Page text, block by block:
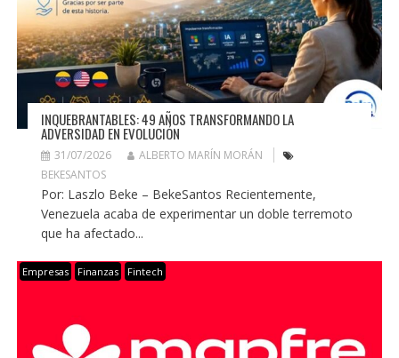
INQUEBRANTABLES: 49 AÑOS TRANSFORMANDO LA
ADVERSIDAD EN EVOLUCIÓN
31/07/2026
ALBERTO MARÍN MORÁN
BEKESANTOS
Por: Laszlo Beke – BekeSantos Recientemente,
Venezuela acaba de experimentar un doble terremoto
que ha afectado...
Empresas Finanzas Fintech